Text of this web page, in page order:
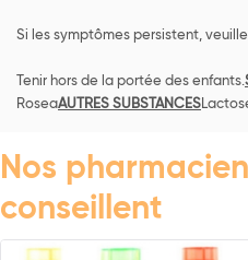
Si les symptômes persistent,
Tenir hors de la portée des enfants.
RoseaAUTRES SUBSTANCES
Nos
conseillent